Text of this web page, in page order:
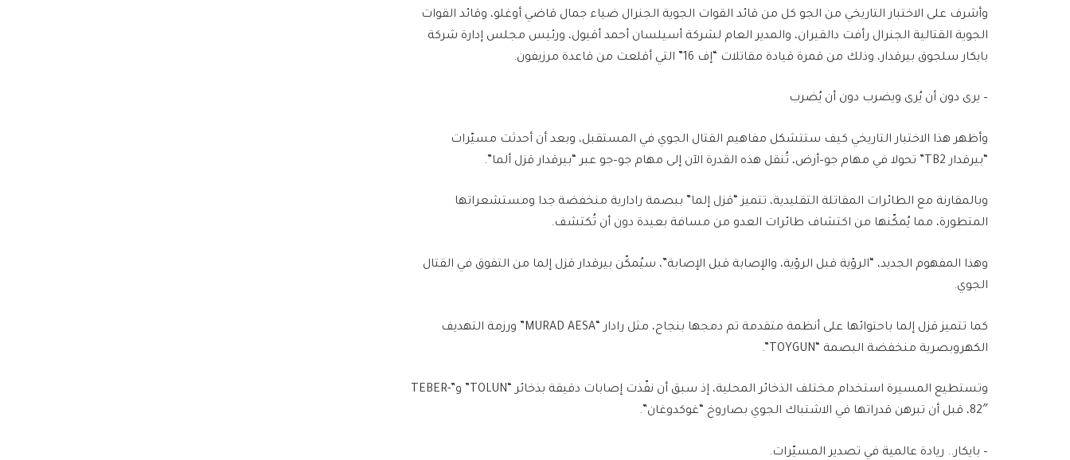
وأشرف على الاختبار التاريخي من الجو كل من قائد القوات الجوية الجنرال ضياء جمال قاضي أوغلو، وقائد القوات
الجوية القتالية الجنرال رأفت دالقيران، والمدير العام لشركة أسيلسان أحمد أقيول، ورئيس مجلس إدارة شركة
بايكار سلجوق بيرقدار، وذلك من قمرة قيادة مقاتلات “إف 16” التي أقلعت من قاعدة مرزيفون.
– يرى دون أن يُرى ويضرب دون أن يُضرب
وأظهر هذا الاختبار التاريخي كيف ستتشكل مفاهيم القتال الجوي في المستقبل، وبعد أن أحدثت مسيّرات
“بيرقدار TB2” تحولا في مهام جو–أرض، تُنقل هذه القدرة الآن إلى مهام جو–جو عبر “بيرقدار قزل ألما”.
وبالمقارنة مع الطائرات المقاتلة التقليدية، تتميز “قزل إلما” ببصمة رادارية منخفضة جدا ومستشعراتها
المتطورة، مما يُمكّنها من اكتشاف طائرات العدو من مسافة بعيدة دون أن تُكتشف.
وهذا المفهوم الجديد، “الرؤية قبل الرؤية، والإصابة قبل الإصابة”، سيُمكّن بيرقدار قزل إلما من التفوق في القتال
الجوي.
كما تتميز قزل إلما باحتوائها على أنظمة متقدمة تم دمجها بنجاح، مثل رادار “MURAD AESA” ورزمة التهديف
الكهروبصرية منخفضة البصمة “TOYGUN”.
وتستطيع المسيرة استخدام مختلف الذخائر المحلية، إذ سبق أن نفّذت إصابات دقيقة بذخائر “TOLUN” و”TEBER-
82″، قبل أن تبرهن قدراتها في الاشتباك الجوي بصاروخ “غوكدوغان”.
– بايكار.. ريادة عالمية في تصدير المسيّرات.